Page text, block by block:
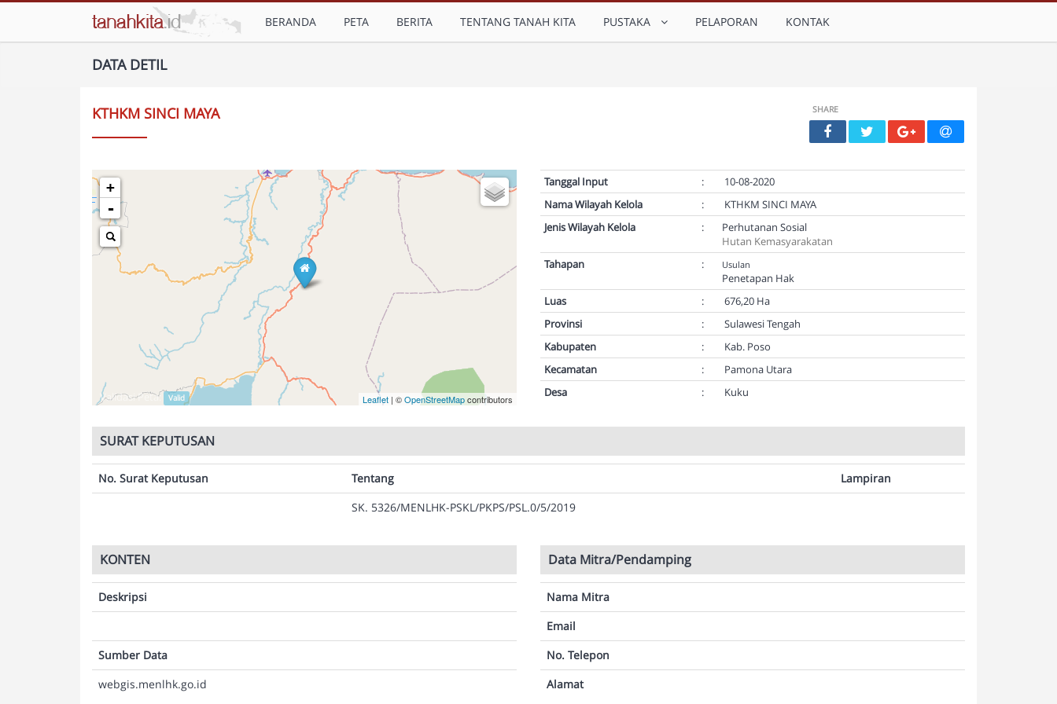
BERANDA PETA BERITA TENTANG TANAH KITA PUSTAKA PELAPORAN KONTAK
DATA DETIL
KTHKM SINCI MAYA SHARE
+
-
Leaflet | ©OpenStreetMapcontributors
Validasi Peta: Valid
Tanggal Input :
10-08-2020
Nama Wilayah Kelola
:
KTHKM SINCI MAYA
Jenis Wilayah Kelola
:
Perhutanan Sosial
Hutan Kemasyarakatan
Tahapan
: Usulan
Penetapan Hak
Luas
:
676,20 Ha
Provinsi
:
Sulawesi Tengah
Kabupaten
:
Kab. Poso
Kecamatan
:
Pamona Utara
Desa
: Kuku
SURAT KEPUTUSAN
No. Surat Keputusan Tentang
Lampiran
SK. 5326/MENLHK-PSKL/PKPS/PSL.0/5/2019
KONTEN
Deskripsi
Sumber Data
webgis.menlhk.go.id
Data Mitra/Pendamping
Nama Mitra
Email
No. Telepon
Alamat